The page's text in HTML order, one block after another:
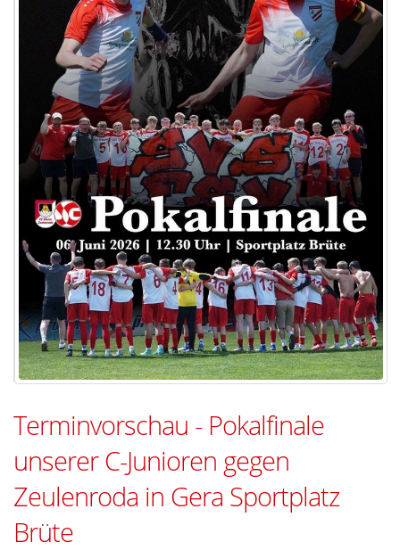
Terminvorschau - Pokalfinale
unserer C-Junioren gegen
Zeulenroda in Gera Sportplatz
Brüte